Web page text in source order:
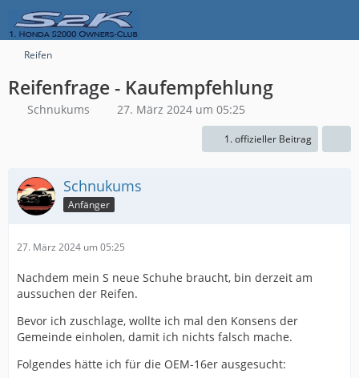
Reifen
Reifenfrage - Kaufempfehlung
Schnukums 27. März 2024 um 05:25
1. offizieller Beitrag
Schnukums
Anfänger
27. März 2024 um 05:25
Nachdem mein S neue Schuhe braucht, bin derzeit am
aussuchen der Reifen.
Bevor ich zuschlage, wollte ich mal den Konsens der
Gemeinde einholen, damit ich nichts falsch mache.
Folgendes hätte ich für die OEM-16er ausgesucht: